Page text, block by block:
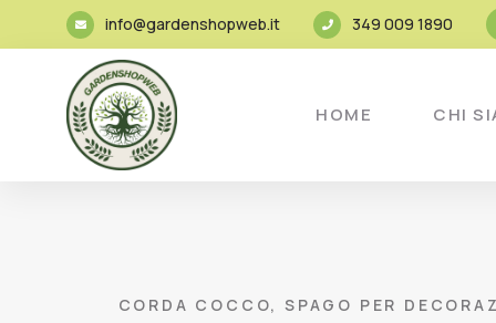
info@gardenshopweb.it 349 009 1890
HOME CHI
CORDA COCCO, SPAGO PER